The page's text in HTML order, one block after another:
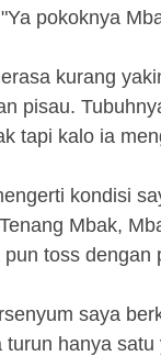
pokoknya
kurang
pisau.
tapi kalo ia
kondisi
Mbak,
pun toss dengan
saya
turun hanya